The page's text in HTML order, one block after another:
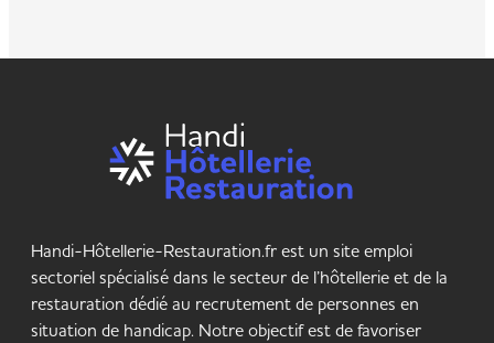
Handi-Hôtellerie-Restauration.fr est un site emploi
sectoriel spécialisé dans le secteur de l’hôtellerie et de la
restauration dédié au recrutement de personnes en
situation de handicap. Notre objectif est de favoriser